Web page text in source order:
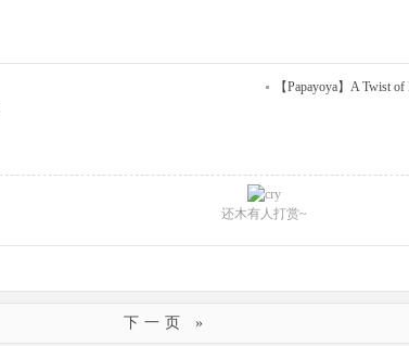
【Papayoya】A Twist of
还木有人打赏~
下一页 »